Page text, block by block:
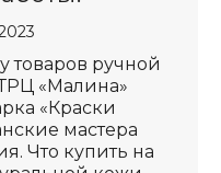
товаров ручной
«Малина»
«Краски
мастера
Что купить на